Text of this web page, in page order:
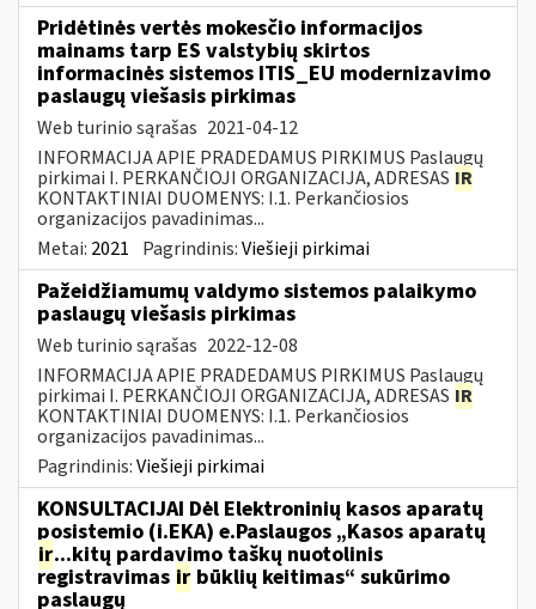
Pridėtinės vertės mokesčio informacijos
mainams tarp ES valstybių skirtos
informacinės sistemos ITIS_EU modernizavimo
paslaugų viešasis pirkimas
Web turinio sąrašas 2021-04-12
INFORMACIJA APIE PRADEDAMUS PIRKIMUS Paslaugų
pirkimai I. PERKANČIOJI ORGANIZACIJA, ADRESAS IR
KONTAKTINIAI DUOMENYS: I.1. Perkančiosios
organizacijos pavadinimas...
Metai: 2021 Pagrindinis:Viešieji pirkimai
Pažeidžiamumų valdymo sistemos palaikymo
paslaugų viešasis pirkimas
Web turinio sąrašas 2022-12-08
INFORMACIJA APIE PRADEDAMUS PIRKIMUS Paslaugų
pirkimai I. PERKANČIOJI ORGANIZACIJA, ADRESAS IR
KONTAKTINIAI DUOMENYS: I.1. Perkančiosios
organizacijos pavadinimas...
Pagrindinis:Viešieji pirkimai
KONSULTACIJAI Dėl Elektroninių kasos aparatų
posistemio (i.EKA) e.Paslaugos „Kasos aparatų
ir...kitų pardavimo taškų nuotolinis
registravimas ir būklių keitimas“ sukūrimo
paslaugų